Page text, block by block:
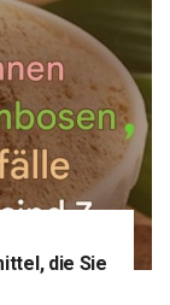
die Sie